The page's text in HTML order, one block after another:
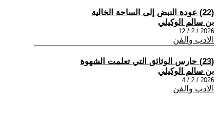
(22) عودة النبض إلى الساحة الخالية
بن سالم الوكيلي
2026 / 2 / 12
الادب والفن
(23) حارس الوثائق التي تعلمت الشهوة
بن سالم الوكيلي
2026 / 2 / 4
الادب والفن